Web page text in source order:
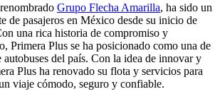
Grupo Flecha Amarilla, ha sido un
de pasajeros en México desde su inicio de
una rica historia de compromiso y
Primera Plus se ha posicionado como una de
autobuses del país. Con la idea de innovar y
Plus ha renovado su flota y servicios para
viaje cómodo, seguro y confiable.